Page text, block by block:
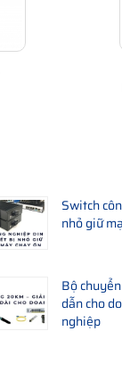
Switch
nhỏ giữ
Bộ
dẫn cho
nghiệp